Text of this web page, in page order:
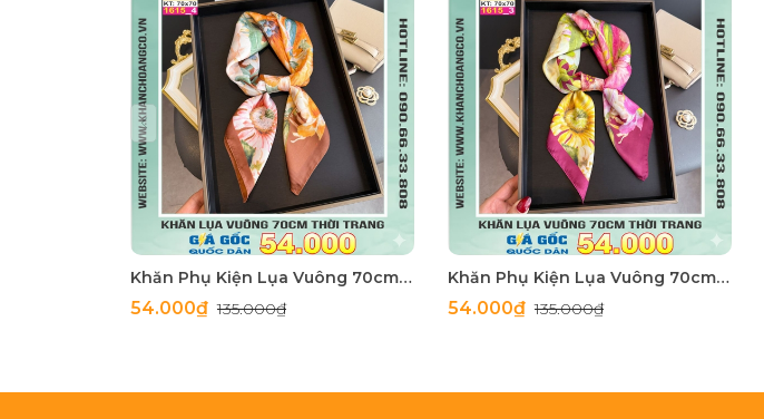
Khăn Phụ Kiện Lụa Vuông 70cm - Thế Giới Khăn Đẹp C1062_4
54.000₫135.000₫
Khăn Phụ Kiện Lụa Vuông 70cm - Thế Giới Khăn Đẹp C1062_3
54.000₫135.000₫